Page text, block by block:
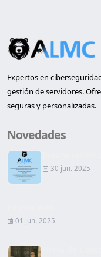
Expertos en
gestión de servidores.
seguras y personalizadas.
Novedades
30 jun. 2025
01 jun. 2025